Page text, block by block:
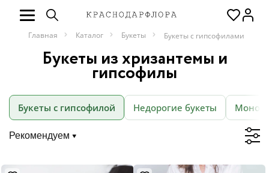
Главная Каталог Букеты Букеты с гипсофилами
Букеты из хризантемы и
гипсофилы
Букеты с гипсофилой Недорогие букеты
Рекомендуем